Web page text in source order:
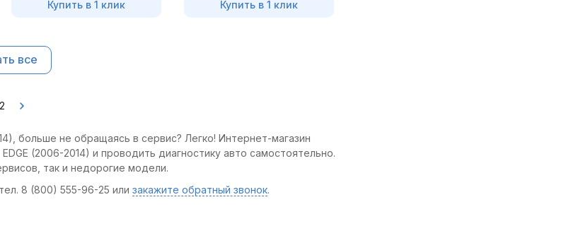
Купить в 1 клик Купить в 1 клик
все
2
больше не обращаясь в сервис? Легко! Интернет-магазин
(2006-2014) и проводить диагностику авто самостоятельно.
так и недорогие модели.
8 (800) 555-96-25 или закажите обратный звонок.